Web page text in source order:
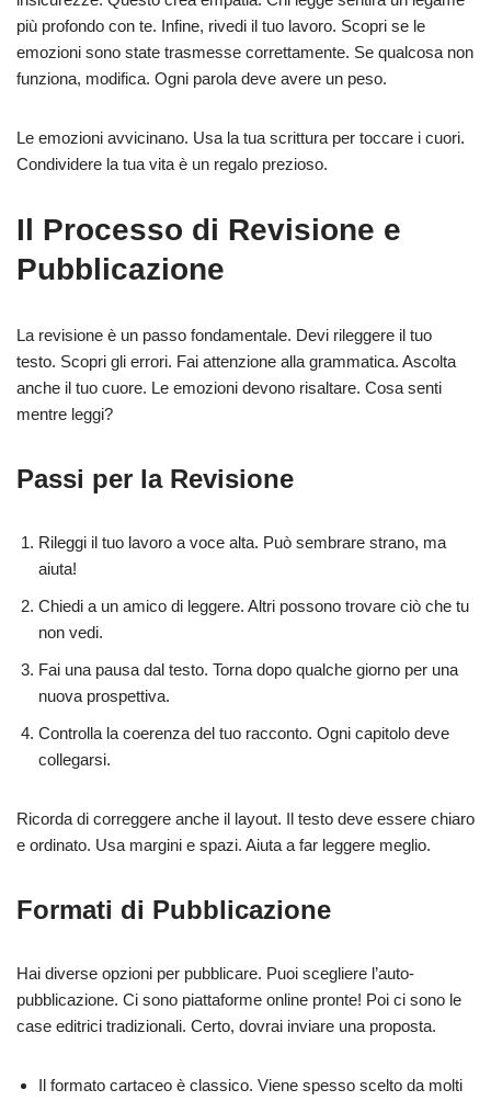
più profondo con te. Infine, rivedi il tuo lavoro. Scopri se le
emozioni sono state trasmesse correttamente. Se qualcosa non
funziona, modifica. Ogni parola deve avere un peso.
Le emozioni avvicinano. Usa la tua scrittura per toccare i cuori.
Condividere la tua vita è un regalo prezioso.
Il Processo di Revisione e
Pubblicazione
La revisione è un passo fondamentale. Devi rileggere il tuo
testo. Scopri gli errori. Fai attenzione alla grammatica. Ascolta
anche il tuo cuore. Le emozioni devono risaltare. Cosa senti
mentre leggi?
Passi per la Revisione
Rileggi il tuo lavoro a voce alta. Può sembrare strano, ma
aiuta!
Chiedi a un amico di leggere. Altri possono trovare ciò che tu
non vedi.
Fai una pausa dal testo. Torna dopo qualche giorno per una
nuova prospettiva.
Controlla la coerenza del tuo racconto. Ogni capitolo deve
collegarsi.
Ricorda di correggere anche il layout. Il testo deve essere chiaro
e ordinato. Usa margini e spazi. Aiuta a far leggere meglio.
Formati di Pubblicazione
Hai diverse opzioni per pubblicare. Puoi scegliere l’auto-
pubblicazione. Ci sono piattaforme online pronte! Poi ci sono le
case editrici tradizionali. Certo, dovrai inviare una proposta.
Il formato cartaceo è classico. Viene spesso scelto da molti